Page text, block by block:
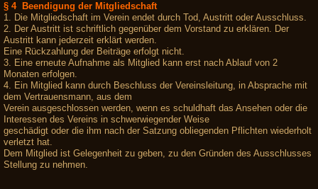
§ 4 Beendigung der Mitgliedschaft
1. Die Mitgliedschaft im Verein endet durch Tod, Austritt oder Ausschluss.
2. Der Austritt ist schriftlich gegenüber dem Vorstand zu erklären. Der
Austritt kann jederzeit erklärt werden.
Eine Rückzahlung der Beiträge erfolgt nicht.
3. Eine erneute Aufnahme als Mitglied kann erst nach Ablauf von 2
Monaten erfolgen.
4. Ein Mitglied kann durch Beschluss der Vereinsleitung, in Absprache mit
dem Vertrauensmann, aus dem
Verein ausgeschlossen werden, wenn es schuldhaft das Ansehen oder die
Interessen des Vereins in schwerwiegender Weise
geschädigt oder die ihm nach der Satzung obliegenden Pflichten wiederholt
verletzt hat.
Dem Mitglied ist Gelegenheit zu geben, zu den Gründen des Ausschlusses
Stellung zu nehmen.